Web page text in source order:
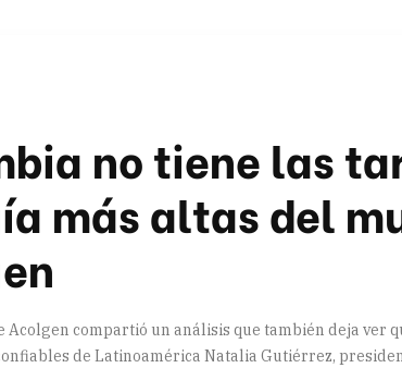
no tiene las
más altas del
Acolgen compartió un análisis que también deja ver
de Latinoamérica Natalia Gutiérrez,